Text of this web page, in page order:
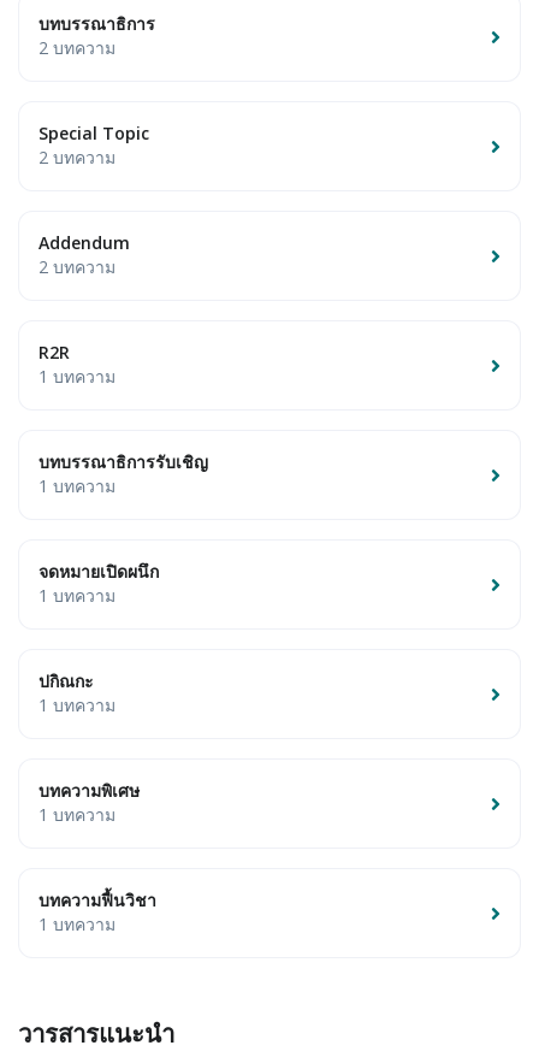
บทบรรณาธิการ
2 บทความ
Special Topic
2 บทความ
Addendum
2 บทความ
R2R
1 บทความ
บทบรรณาธิการรับเชิญ
1 บทความ
จดหมายเปิดผนึก
1 บทความ
ปกิณกะ
1 บทความ
บทความพิเศษ
1 บทความ
บทความฟื้นวิชา
1 บทความ
วารสารแนะนำ